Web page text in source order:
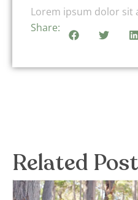
Lorem ipsum dolor sit
Share:
Related